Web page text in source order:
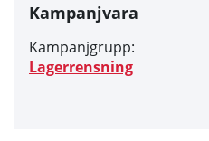
Kampanjvara
Kampanjgrupp:
Lagerrensning